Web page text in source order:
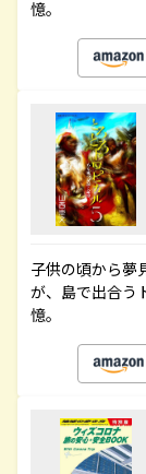
憶。
子供の頃から夢
が、島で出合う
憶。